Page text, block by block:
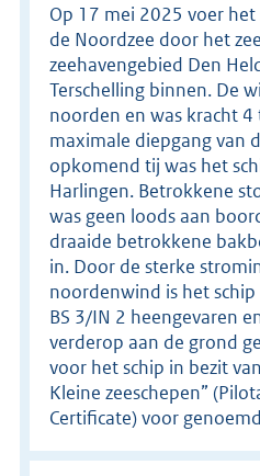
Op 17 mei 2025 voer
de Noordzee door het
zeehavengebied Den
Terschelling binnen. De
noorden en was kracht
maximale diepgang van
opkomend tij was het
Harlingen. Betrokkene
was geen loods aan
draaide betrokkene
in. Door de sterke
noordenwind is het
BS 3/IN 2 heengevaren
verderop aan de grond
voor het schip in bezit
Kleine zeeschepen”
Certificate) voor